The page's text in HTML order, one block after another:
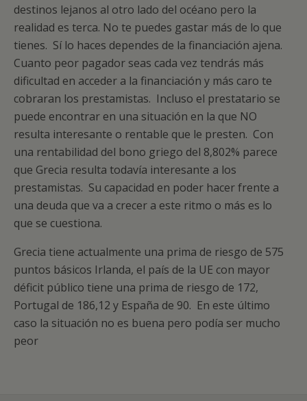
destinos lejanos al otro lado del océano pero la
realidad es terca. No te puedes gastar más de lo que
tienes. Sí lo haces dependes de la financiación ajena.
Cuanto peor pagador seas cada vez tendrás más
dificultad en acceder a la financiación y más caro te
cobraran los prestamistas. Incluso el prestatario se
puede encontrar en una situación en la que NO
resulta interesante o rentable que le presten. Con
una rentabilidad del bono griego del 8,802% parece
que Grecia resulta todavía interesante a los
prestamistas. Su capacidad en poder hacer frente a
una deuda que va a crecer a este ritmo o más es lo
que se cuestiona.
Grecia tiene actualmente una prima de riesgo de 575
puntos básicos Irlanda, el país de la UE con mayor
déficit público tiene una prima de riesgo de 172,
Portugal de 186,12 y España de 90. En este último
caso la situación no es buena pero podía ser mucho
peor